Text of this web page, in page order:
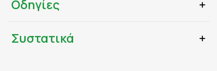
Οδηγίες
Συστατικά